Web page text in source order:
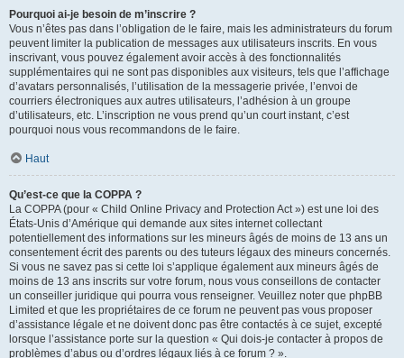
Pourquoi ai-je besoin de m’inscrire ?
Vous n’êtes pas dans l’obligation de le faire, mais les administrateurs du forum
peuvent limiter la publication de messages aux utilisateurs inscrits. En vous
inscrivant, vous pouvez également avoir accès à des fonctionnalités
supplémentaires qui ne sont pas disponibles aux visiteurs, tels que l’affichage
d’avatars personnalisés, l’utilisation de la messagerie privée, l’envoi de
courriers électroniques aux autres utilisateurs, l’adhésion à un groupe
d’utilisateurs, etc. L’inscription ne vous prend qu’un court instant, c’est
pourquoi nous vous recommandons de le faire.
Haut
Qu’est-ce que la COPPA ?
La COPPA (pour « Child Online Privacy and Protection Act ») est une loi des
États-Unis d’Amérique qui demande aux sites internet collectant
potentiellement des informations sur les mineurs âgés de moins de 13 ans un
consentement écrit des parents ou des tuteurs légaux des mineurs concernés.
Si vous ne savez pas si cette loi s’applique également aux mineurs âgés de
moins de 13 ans inscrits sur votre forum, nous vous conseillons de contacter
un conseiller juridique qui pourra vous renseigner. Veuillez noter que phpBB
Limited et que les propriétaires de ce forum ne peuvent pas vous proposer
d’assistance légale et ne doivent donc pas être contactés à ce sujet, excepté
lorsque l’assistance porte sur la question « Qui dois-je contacter à propos de
problèmes d’abus ou d’ordres légaux liés à ce forum ? ».